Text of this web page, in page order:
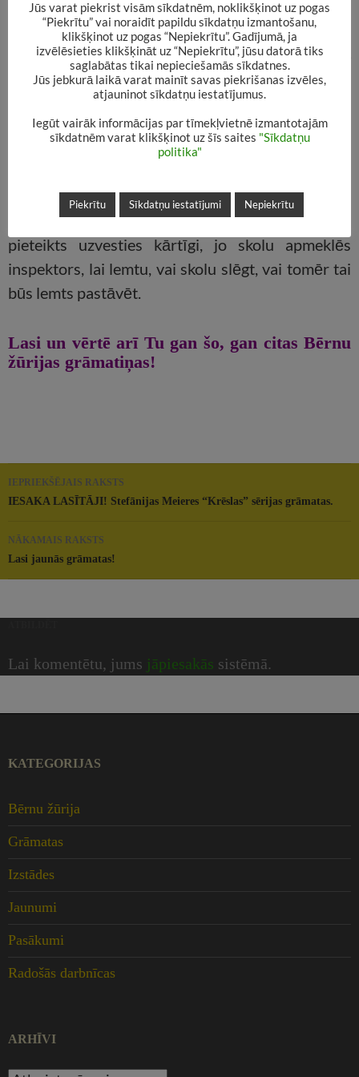
ķibelēm,jautrības un nedarbiem (viņa, protams,
negrib pastrādāt blēņas, vienkārši tā vienmēr
sanāk); Penija no ielas paņem mājās it kā
noklīdušu suni, jo viņš meitenei izskatās savārdzis
un noplucis (kā vēlāk izrādās – suns nemaz nav
noklīdis, bet gan vienkārši piesiets pie pasta,
kamēr saimniece pērk pastmarkas); Penelope
parasts bērns – viņai pavisam nejauši arī tur
sanāk “nogāzt podus” pat laikā, kad visiem
pieteikts uzvesties kārtīgi, jo skolu apmeklēs
inspektors, lai lemtu, vai skolu slēgt, vai tomēr tai
būs lemts pastāvēt.
Lasi un vērtē arī Tu gan šo, gan citas Bērnu
žūrijas grāmatiņas!
Rakstu
navigācija
IEPRIEKŠĒJAIS RAKSTS
IESAKA LASĪTĀJI! Stefānijas Meieres “Krēslas” sērijas grāmatas.
NĀKAMAIS RAKSTS
Lasi jaunās grāmatas!
Lai komentētu, jums jāpiesakās sistēmā.
KATEGORIJAS
Bērnu žūrija
Grāmatas
Izstādes
Jaunumi
Pasākumi
Radošās darbnīcas
ARHĪVI
Jūs varat piekrist visām sīkdatnēm, noklikšķinot uz pogas
“Piekrītu” vai noraidīt papildu sīkdatņu izmantošanu,
klikšķinot uz pogas “Nepiekrītu”. Gadījumā, ja
izvēlēsieties klikšķināt uz “Nepiekrītu”, jūsu datorā tiks
saglabātas tikai nepieciešamās sīkdatnes.
Jūs jebkurā laikā varat mainīt savas piekrišanas izvēles,
atjauninot sīkdatņu iestatījumus.
Iegūt vairāk informācijas par tīmekļvietnē izmantotajām
sīkdatnēm varat klikšķinot uz šīs saites "Sīkdatņu
politika"
Piekrītu Sīkdatņu iestatījumi Nepiekrītu